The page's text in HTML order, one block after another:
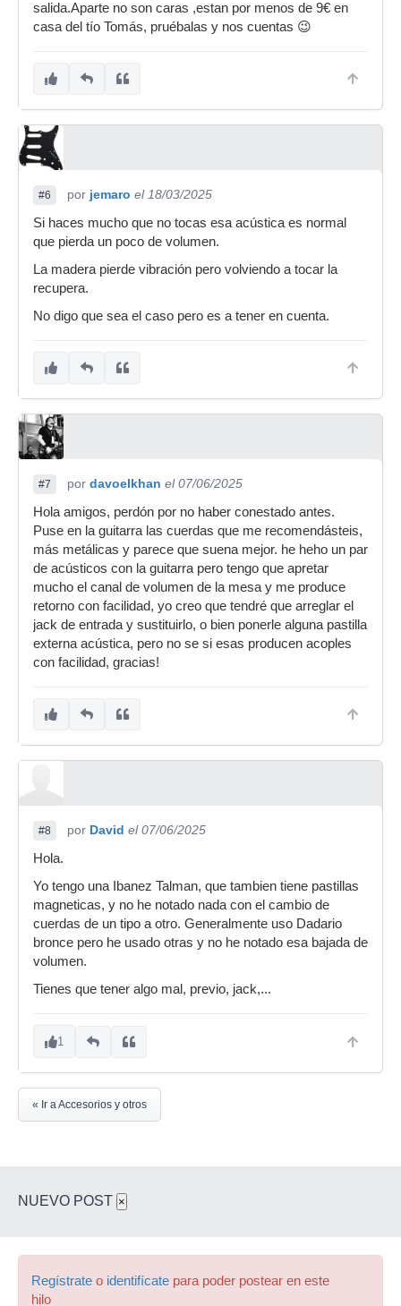
salida.Aparte no son caras ,estan por menos de 9€ en
casa del tío Tomás, pruébalas y nos cuentas 😉
#6 por jemaro el 18/03/2025
Si haces mucho que no tocas esa acústica es normal
que pierda un poco de volumen.
La madera pierde vibración pero volviendo a tocar la
recupera.
No digo que sea el caso pero es a tener en cuenta.
#7 por davoelkhan el 07/06/2025
Hola amigos, perdón por no haber conestado antes.
Puse en la guitarra las cuerdas que me recomendásteis,
más metálicas y parece que suena mejor. he heho un par
de acústicos con la guitarra pero tengo que apretar
mucho el canal de volumen de la mesa y me produce
retorno con facilidad, yo creo que tendré que arreglar el
jack de entrada y sustituirlo, o bien ponerle alguna pastilla
externa acústica, pero no se si esas producen acoples
con facilidad, gracias!
#8 por David el 07/06/2025
Hola.
Yo tengo una Ibanez Talman, que tambien tiene pastillas
magneticas, y no he notado nada con el cambio de
cuerdas de un tipo a otro. Generalmente uso Dadario
bronce pero he usado otras y no he notado esa bajada de
volumen.
Tienes que tener algo mal, previo, jack,...
1
« Ir a Accesorios y otros
NUEVO POST ×
Regístrate o identifícate para poder postear en este
hilo